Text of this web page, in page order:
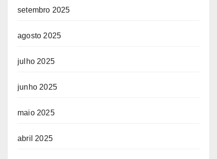
setembro 2025
agosto 2025
julho 2025
junho 2025
maio 2025
abril 2025